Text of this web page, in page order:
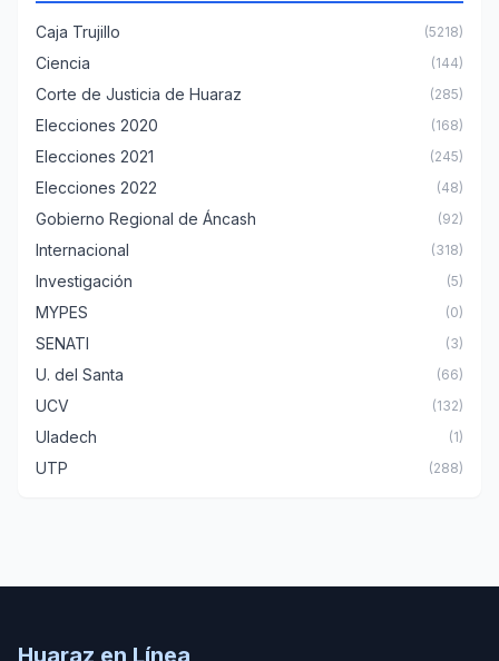
Caja Trujillo (5218)
Ciencia (144)
Corte de Justicia de Huaraz (285)
Elecciones 2020 (168)
Elecciones 2021 (245)
Elecciones 2022 (48)
Gobierno Regional de Áncash (92)
Internacional (318)
Investigación (5)
MYPES (0)
SENATI (3)
U. del Santa (66)
UCV (132)
Uladech (1)
UTP (288)
Huaraz en Línea